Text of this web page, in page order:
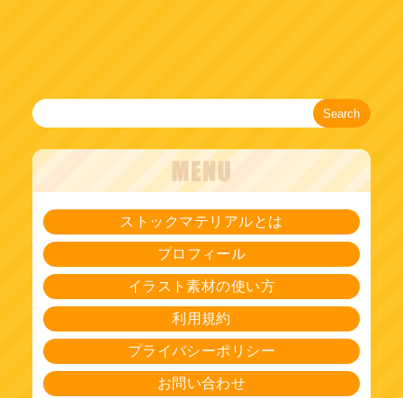
Search
ストックマテリアルとは
プロフィール
イラスト素材の使い方
利用規約
プライバシーポリシー
お問い合わせ